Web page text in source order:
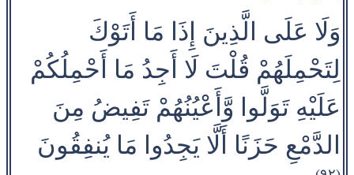
وَلَا عَلَى الَّذِينَ إِذَا مَا أَتَوْكَ
لِتَحْمِلَهُمْ قُلْتَ لَا أَجِدُ مَا أَحْمِلُكُمْ
عَلَيْهِ تَوَلَّوا وَّأَعْيُنُهُمْ تَفِيضُ مِنَ
الدَّمْعِ حَزَنًا أَلَّا يَجِدُوا مَا يُنفِقُونَ